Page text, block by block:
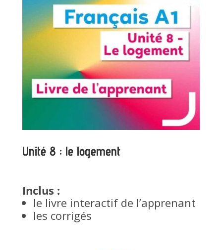
Unité 8 : le logement
Inclus :
le livre interactif de l’apprenant
les corrigés